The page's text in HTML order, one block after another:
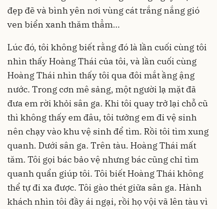
đẹp đẽ và bình yên nơi vùng cát trắng nắng gió
ven biển xanh thăm thẳm…
Lúc đó, tôi không biết rằng đó là lần cuối cùng tôi
nhìn thấy Hoàng Thái của tôi, và lần cuối cùng
Hoàng Thái nhìn thấy tôi qua đôi mắt ầng ậng
nước. Trong cơn mê sảng, một người lạ mặt đã
đưa em rời khỏi sân ga. Khi tôi quay trở lại chỗ cũ
thì không thấy em đâu, tôi tưởng em đi vệ sinh
nên chạy vào khu vệ sinh để tìm. Rồi tôi tìm xung
quanh. Dưới sân ga. Trên tàu. Hoàng Thái mất
tăm. Tôi gọi bác bảo vệ nhưng bác cũng chỉ tìm
quanh quẩn giúp tôi. Tôi biết Hoàng Thái không
thể tự đi xa được. Tôi gào thét giữa sân ga. Hành
khách nhìn tôi đầy ái ngại, rồi họ vội vã lên tàu vì